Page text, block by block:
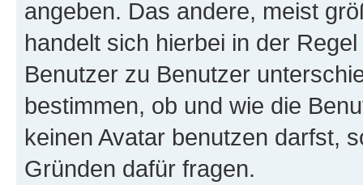
angeben. Das andere, meist
handelt sich hierbei in der
Benutzer zu Benutzer
bestimmen, ob und wie die
keinen Avatar benutzen darfst,
Gründen dafür fragen.